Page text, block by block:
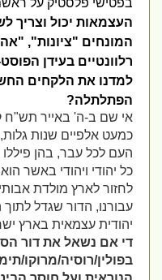
בפטישי פלסטיק על ראשם
העצמאות יכול וצריך
המונחים "ציונות",
רלוונטיים בעידן
למדנו את הלקחים
הפתלתלה?
אי שם ב-ה' באייר תש"ח
כמעט אלפיים שנות גלות,
העם לכל עבר, בהן פיללו
כל יהודי ויהודי באשר
לחזור לארץ מולדת
עבורנו, הדור שגדל לתוך
יהודית עצמאית בארץ
די אם נשאל את דור
בפולין/רוסיה/מרוקו/